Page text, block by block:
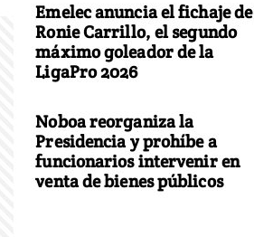
Emelec anuncia el fichaje de
Ronie Carrillo, el segundo
máximo goleador de la
LigaPro 2026
Noboa reorganiza la
Presidencia y prohíbe a
funcionarios intervenir en
venta de bienes públicos